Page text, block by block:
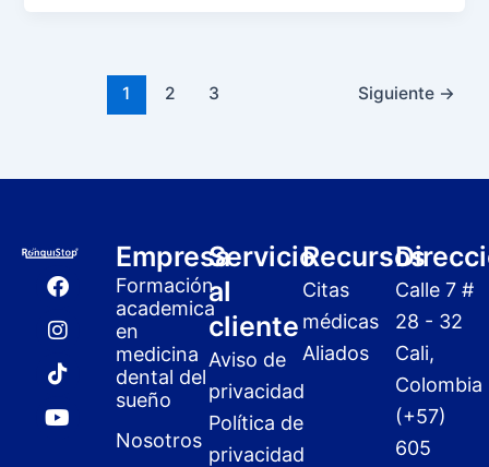
1 2 3 Siguiente →
F
a
c
e
b
o
o
k
I
n
s
t
a
g
r
a
T
i
k
t
o
k
Y
o
u
t
u
b
e
Empresa
Formación
academica
en
medicina
dental del
sueño
Nosotros
Servicio
al
cliente
Aviso de
privacidad
Política de
privacidad
Recursos
Citas
médicas
Aliados
Calle 7 #
28 - 32
Cali,
Colombia
(+57)
605